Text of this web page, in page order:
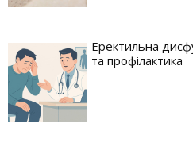
Еректильна
та профілактика